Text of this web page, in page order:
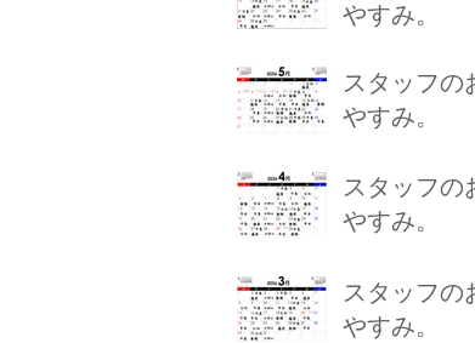
やすみ。
スタッフの
やすみ。
スタッフの
やすみ。
スタッフの
やすみ。